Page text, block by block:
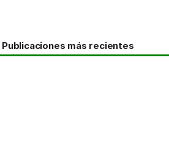
Publicaciones más recientes